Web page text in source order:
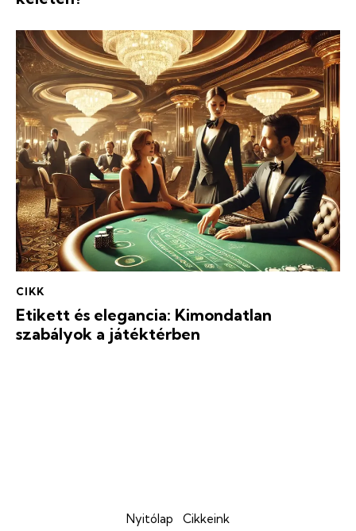
CIKK
Etikett és elegancia: Kimondatlan
szabályok a játéktérben
Nyitólap Cikkeink